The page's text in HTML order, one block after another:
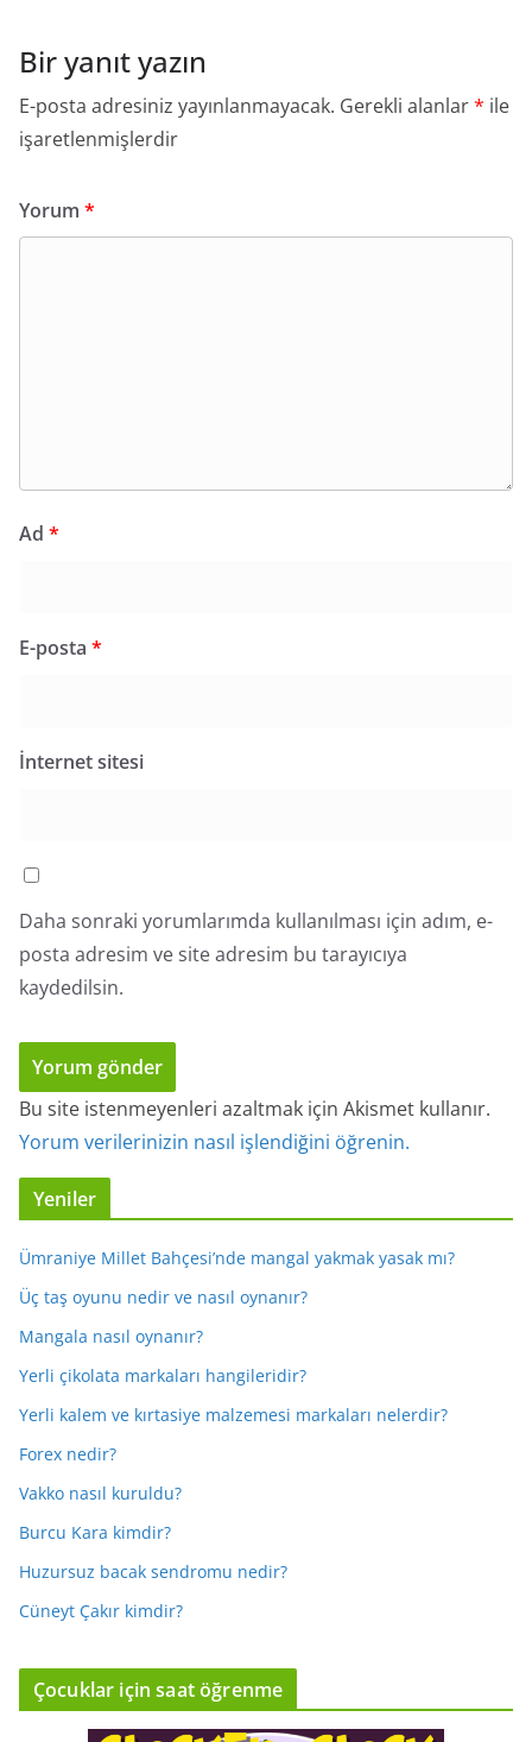
Bir yanıt yazın
E-posta adresiniz yayınlanmayacak. Gerekli alanlar* ile
işaretlenmişlerdir
Yorum *
Ad *
E-posta *
İnternet sitesi
Daha sonraki yorumlarımda kullanılması için adım, e-
posta adresim ve site adresim bu tarayıcıya
kaydedilsin.
Bu site istenmeyenleri azaltmak için Akismet kullanır.
Yorum verilerinizin nasıl işlendiğini öğrenin.
Yeniler
Ümraniye Millet Bahçesi’nde mangal yakmak yasak mı?
Üç taş oyunu nedir ve nasıl oynanır?
Mangala nasıl oynanır?
Yerli çikolata markaları hangileridir?
Yerli kalem ve kırtasiye malzemesi markaları nelerdir?
Forex nedir?
Vakko nasıl kuruldu?
Burcu Kara kimdir?
Huzursuz bacak sendromu nedir?
Cüneyt Çakır kimdir?
Çocuklar için saat öğrenme